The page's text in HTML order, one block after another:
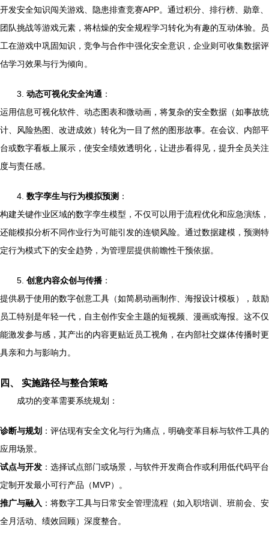
开发安全知识闯关游戏、隐患排查竞赛APP。通过积分、排行榜、勋章、
团队挑战等游戏元素，将枯燥的安全规程学习转化为有趣的互动体验。员
工在游戏中巩固知识，竞争与合作中强化安全意识，企业则可收集数据评
估学习效果与行为倾向。
3. 动态可视化安全沟通 ：
运用信息可视化软件、动态图表和微动画，将复杂的安全数据（如事故统
计、风险热图、改进成效）转化为一目了然的图形故事。在会议、内部平
台或数字看板上展示，使安全绩效透明化，让进步看得见，提升全员关注
度与责任感。
4. 数字孪生与行为模拟预测 ：
构建关键作业区域的数字孪生模型，不仅可以用于流程优化和应急演练，
还能模拟分析不同作业行为可能引发的连锁风险。通过数据建模，预测特
定行为模式下的安全趋势，为管理层提供前瞻性干预依据。
5. 创意内容众创与传播 ：
提供易于使用的数字创意工具（如简易动画制作、海报设计模板），鼓励
员工特别是年轻一代，自主创作安全主题的短视频、漫画或海报。这不仅
能激发参与感，其产出的内容更贴近员工视角，在内部社交媒体传播时更
具亲和力与影响力。
四、 实施路径与整合策略
成功的变革需要系统规划：
诊断与规划 ：评估现有安全文化与行为痛点，明确变革目标与软件工具的
应用场景。
试点与开发 ：选择试点部门或场景，与软件开发商合作或利用低代码平台
定制开发最小可行产品（MVP）。
推广与融入 ：将数字工具与日常安全管理流程（如入职培训、班前会、安
全月活动、绩效回顾）深度整合。